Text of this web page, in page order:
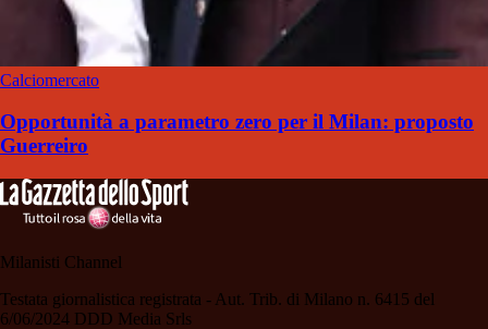
Calciomercato
Opportunità a parametro zero per il Milan: proposto
Guerreiro
Milanisti Channel
Testata giornalistica registrata - Aut. Trib. di Milano n. 6415 del
6/06/2024 DDD Media Srls